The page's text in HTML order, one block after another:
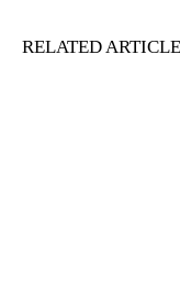
RELATED